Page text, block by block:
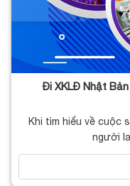
Đi XKLĐ Nhật
Khi tìm hiểu về cuộc
người